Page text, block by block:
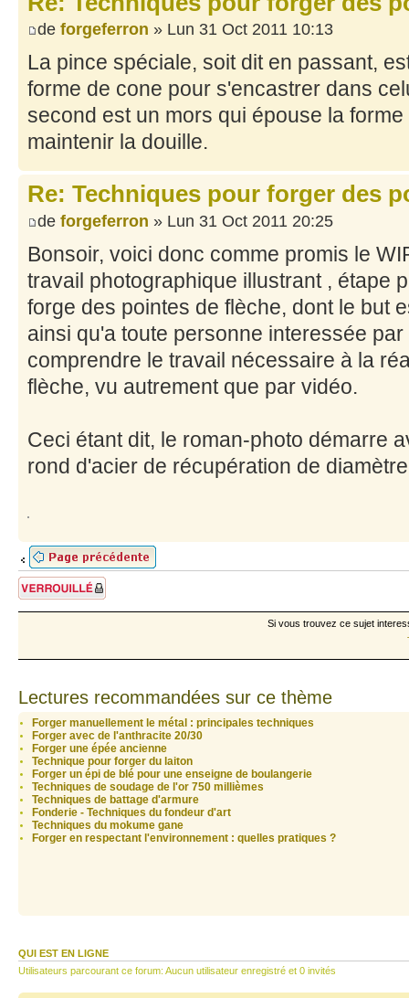
de forgeferron » Lun 31 Oct 2011 10:13
La pince spéciale, soit dit en passant,
forme de cone pour s'encastrer dans
second est un mors qui épouse la
maintenir la douille.
Re: Techniques pour forger des
de forgeferron » Lun 31 Oct 2011 20:25
Bonsoir, voici donc comme promis le
travail photographique illustrant , étape
forge des pointes de flèche, dont le but
ainsi qu'a toute personne interessée
comprendre le travail nécessaire à la
flèche, vu autrement que par vidéo.
Ceci étant dit, le roman-photo démarre
rond d'acier de récupération de
Sujet verrouillé
Si vous trouvez ce sujet
Lectures recommandées sur ce thème
Forger manuellement le métal : principales techniques
Forger avec de l'anthracite 20/30
Forger une épée ancienne
Technique pour forger du laiton
Forger un épi de blé pour une enseigne de boulangerie
Techniques de soudage de l'or 750 millièmes
Techniques de battage d'armure
Fonderie - Techniques du fondeur d'art
Techniques du mokume gane
Forger en respectant l'environnement : quelles pratiques ?
QUI EST EN LIGNE
Utilisateurs parcourant ce forum: Aucun utilisateur enregistré et 0 invités